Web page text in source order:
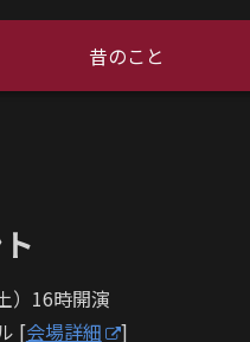
昔のこと
）16時開演
[会場詳細 ]